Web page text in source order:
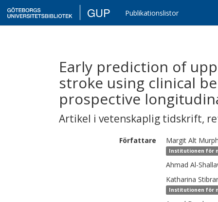
GUP Publikationslistor
Early prediction of
stroke using clinical
prospective
Artikel i vetenskaplig tidskrift,
Författare Margit Alt
Institutionen för
Ahmad Al-
Katharina
Institutionen för